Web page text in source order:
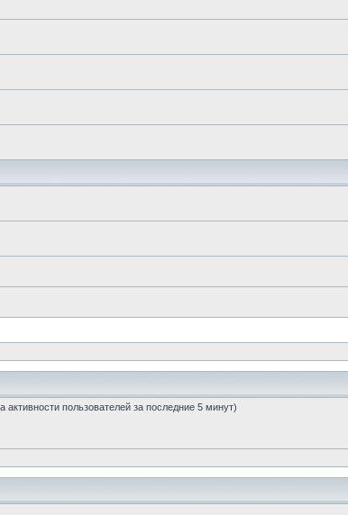
активности пользователей за последние 5 минут)